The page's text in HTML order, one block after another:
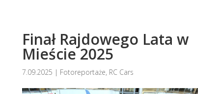
Finał Rajdowego Lata w
Mieście 2025
7.09.2025 | Fotoreportaże, RC Cars